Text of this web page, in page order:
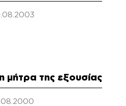
μήτρα της εξουσίας